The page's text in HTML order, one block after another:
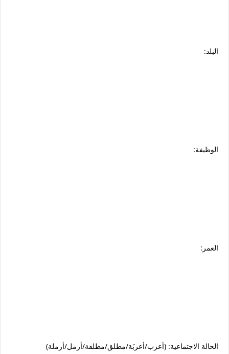
البلد:
الوظيفة:
العمر:
الحالة الاجتماعية: (أعزب/أعزبَة/مطلق/مطلقة/أرمل/أرملة)